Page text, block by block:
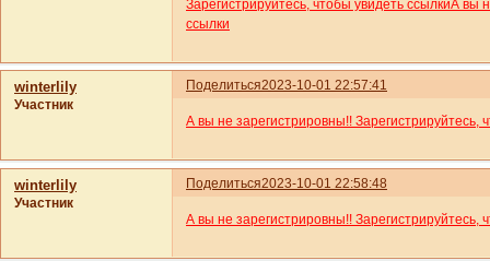
Зарегистрируйтесь, чтобы увидеть ссылкиА вы
ссылки
Поделиться2023-10-01 22:57:41
winterlily
Участник
А вы не зарегистрировны!! Зарегистрируйтесь,
Поделиться2023-10-01 22:58:48
winterlily
Участник
А вы не зарегистрировны!! Зарегистрируйтесь,